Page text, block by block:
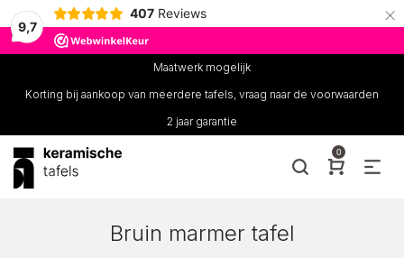
9,7
407 Reviews ×
Maatwerk mogelijk
Korting bij aankoop van meerdere tafels, vraag naar de voorwaarden
2 jaar garantie
0
Bruin marmer tafel